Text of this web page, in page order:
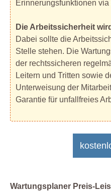
Erinnerungsfunktionen
Die Arbeitssicherheit
Dabei sollte die
Stelle stehen. Die
der rechtssicheren
Leitern und Tritten sowie
Unterweisung der
Garantie für unfallfreies
Wartungsplaner Preis-